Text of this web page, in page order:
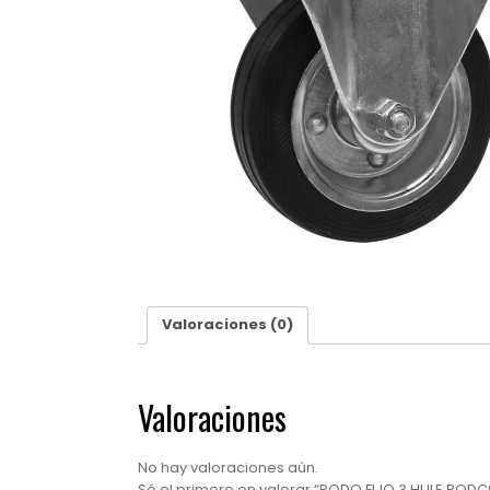
Valoraciones (0)
Valoraciones
No hay valoraciones aún.